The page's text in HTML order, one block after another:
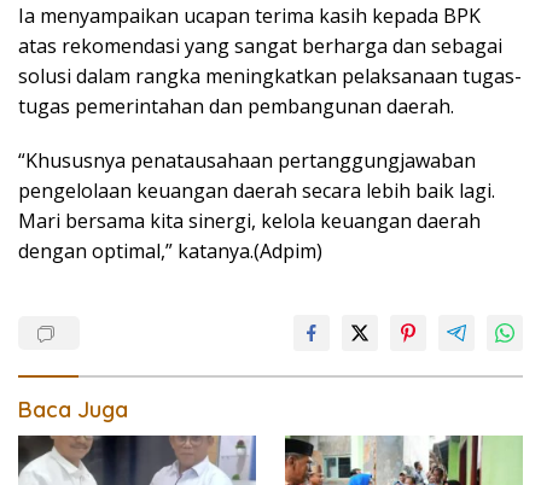
Ia menyampaikan ucapan terima kasih kepada BPK
atas rekomendasi yang sangat berharga dan sebagai
solusi dalam rangka meningkatkan pelaksanaan tugas-
tugas pemerintahan dan pembangunan daerah.
“Khususnya penatausahaan pertanggungjawaban
pengelolaan keuangan daerah secara lebih baik lagi.
Mari bersama kita sinergi, kelola keuangan daerah
dengan optimal,” katanya.(Adpim)
Baca Juga